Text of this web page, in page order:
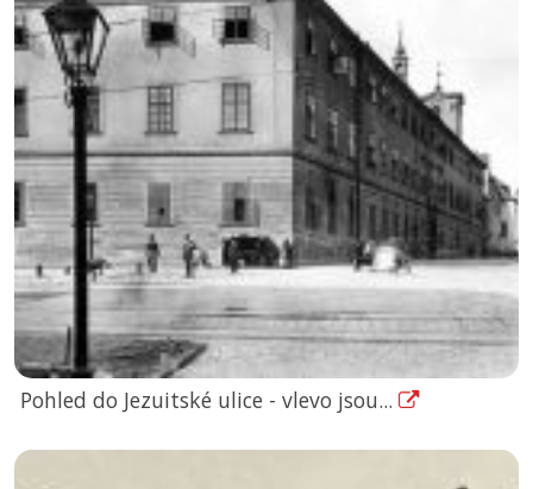
Pohled do Jezuitské ulice - vlevo jsou...